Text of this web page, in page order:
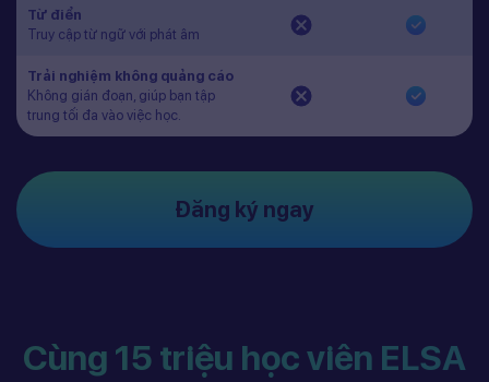
Từ điển
Truy cập từ ngữ với phát âm
Trải nghiệm không quảng cáo
Không gián đoạn, giúp bạn tập
trung tối đa vào việc học.
Đăng ký ngay
Cùng 15 triệu học viên ELSA